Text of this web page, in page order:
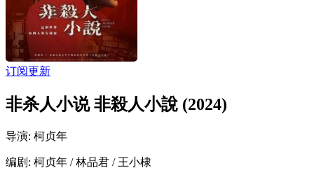
订阅更新
非杀人小说 非殺人小說 (2024)
导演: 柯贞年
编剧 : 柯贞年 / 林品君 / 王小棣